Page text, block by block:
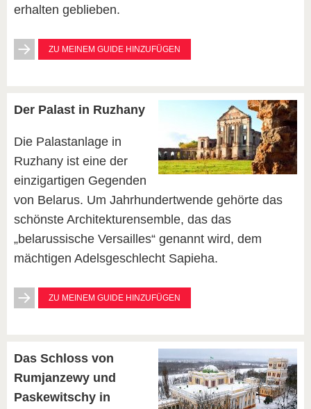
erhalten geblieben.
ZU MEINEM GUIDE HINZUFÜGEN
Der Palast in Ruzhany
Die Palastanlage in
Ruzhany ist eine der
einzigartigen Gegenden
von Belarus. Um Jahrhundertwende gehörte das
schönste Architekturensemble, das das
„belarussische Versailles“ genannt wird, dem
mächtigen Adelsgeschlecht Sapieha.
ZU MEINEM GUIDE HINZUFÜGEN
Das Schloss von
Rumjanzewy und
Paskewitschy in